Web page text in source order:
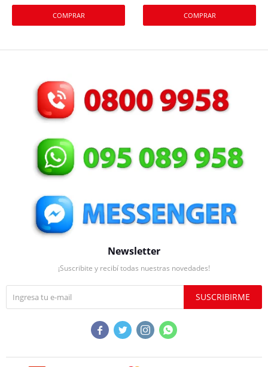
Newsletter
¡Suscribite y recibí todas nuestras novedades!
SUSCRIBIRME
   